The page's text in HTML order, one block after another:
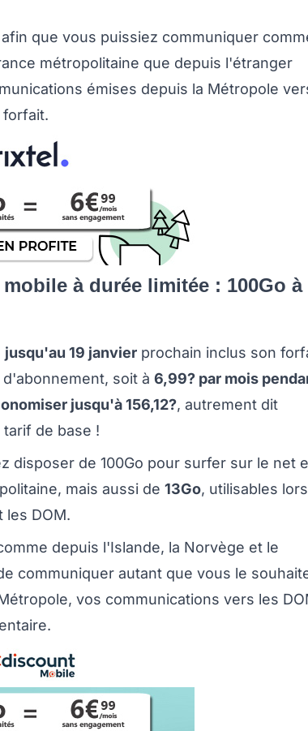
afin que vous puissiez communiquer
métropolitaine que depuis l'étranger
émises depuis la Métropole
forfait.
à durée limitée : 100Go à
jusqu'au 19 janvier prochain inclus son
soit à 6,99? par mois
jusqu'à 156,12?, autrement dit
de base !
disposer de 100Go pour surfer sur le net
mais aussi de 13Go, utilisables
les DOM.
depuis l'Islande, la Norvège et le
communiquer autant que vous le
vos communications vers les